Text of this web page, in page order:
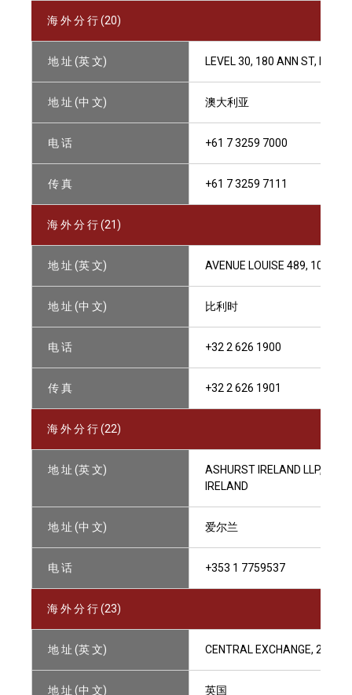
海 外 分 行 (20)
地 址 (英 文) LEVEL 30, 180 ANN ST,
地 址 (中 文) 澳大利亚
电 话 +61 7 3259 7000
传 真 +61 7 3259 7111
海 外 分 行 (21)
地 址 (英 文) AVENUE LOUISE 489, 1050
地 址 (中 文) 比利时
电 话 +32 2 626 1900
传 真 +32 2 626 1901
海 外 分 行 (22)
地 址 (英 文)
ASHURST IRELAND LLP,
IRELAND
地 址 (中 文) 爱尔兰
电 话 +353 1 7759537
海 外 分 行 (23)
地 址 (英 文) CENTRAL EXCHANGE, 20
地 址 (中 文) 英国